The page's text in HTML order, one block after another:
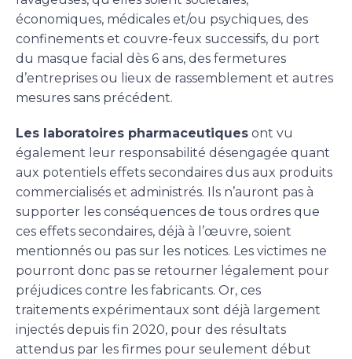
économiques, médicales et/ou psychiques, des
confinements et couvre-feux successifs, du port
du masque facial dès 6 ans, des fermetures
d’entreprises ou lieux de rassemblement et autres
mesures sans précédent.
Les laboratoires pharmaceutiques ont vu
également leur responsabilité désengagée quant
aux potentiels effets secondaires dus aux produits
commercialisés et administrés. Ils n’auront pas à
supporter les conséquences de tous ordres que
ces effets secondaires, déjà à l’œuvre, soient
mentionnés ou pas sur les notices. Les victimes ne
pourront donc pas se retourner légalement pour
préjudices contre les fabricants. Or, ces
traitements expérimentaux sont déjà largement
injectés depuis fin 2020, pour des résultats
attendus par les firmes pour seulement début